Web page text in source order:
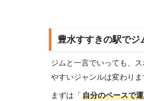
豊水すすきの駅でジ
ジムと一言でいっても、
やすいジャンルは変わりま
まずは「自分のペースで